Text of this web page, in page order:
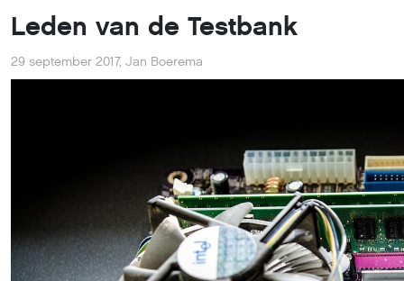
Leden van de Testbank
29 september 2017, Jan Boerema